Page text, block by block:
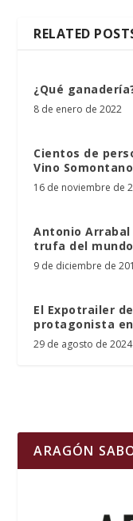
RELATED
¿Qué
8 de enero de 2022
Cientos de
Vino
16 de noviembre de
Antonio
trufa del mundo
9 de diciembre de
El Expotrailer
protagonista
29 de agosto de 2024
ARAGÓN